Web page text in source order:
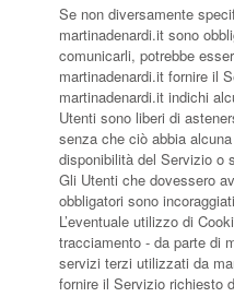
Se non diversamente
martinadenardi.it sono
comunicarli, potrebbe
martinadenardi.it fornire il
martinadenardi.it indichi
Utenti sono liberi di
senza che ciò abbia
disponibilità del Servizio o
Gli Utenti che dovessero
obbligatori sono
L’eventuale utilizzo di
tracciamento - da parte di
servizi terzi utilizzati da
fornire il Servizio richiesto